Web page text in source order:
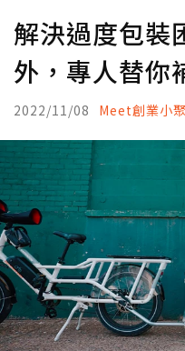
解決過度包裝
外，專人替你
2022/11/08 Meet創業小